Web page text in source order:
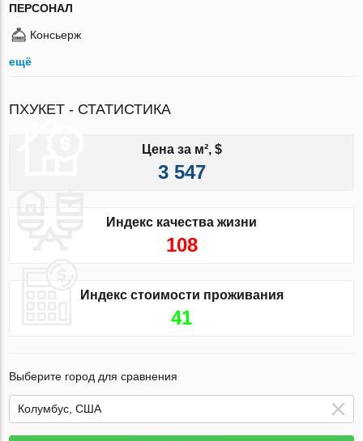
ПЕРСОНАЛ
Консьерж
ещё
ПХУКЕТ - СТАТИСТИКА
Цена за м², $
3 547
Индекс качества жизни
108
Индекс стоимости проживания
41
Выберите город для сравнения